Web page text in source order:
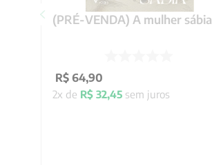
(PRÉ-VENDA) A mulher sábia
R$ 64,90
2x de R$ 32,45sem juros